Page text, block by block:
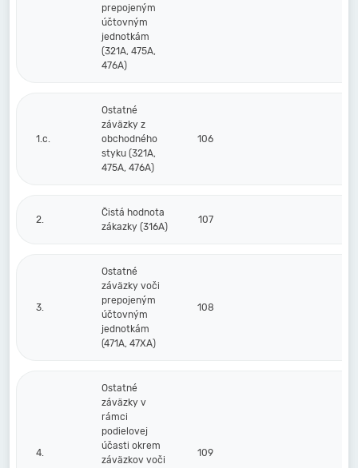
prepojeným
účtovným
jednotkám
(321A, 475A,
476A)
1.c.
Ostatné
záväzky z
obchodného
styku (321A,
475A, 476A)
106
2.
Čistá hodnota
zákazky (316A)
107
3.
Ostatné
záväzky voči
prepojeným
účtovným
jednotkám
(471A, 47XA)
108
4.
Ostatné
záväzky v
rámci
podielovej
účasti okrem
záväzkov voči
109